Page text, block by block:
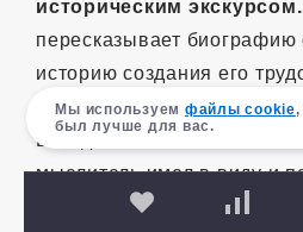
историческим экскурсом.
пересказывает
историю создания его
проанализировать сами
ВКР должна отвечать на
мыслитель имел в виду и
а не «Когда он это
Мы используем файлы cookie,
был лучше для вас.